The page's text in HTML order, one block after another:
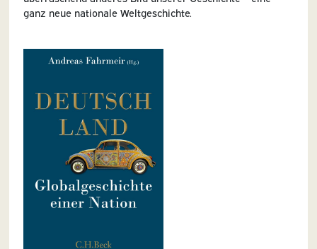
ganz neue nationale Weltgeschichte.